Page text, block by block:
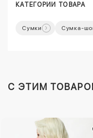
КАТЕГОРИИ ТОВАРА
Сумки Сумка-
C ЭТИМ